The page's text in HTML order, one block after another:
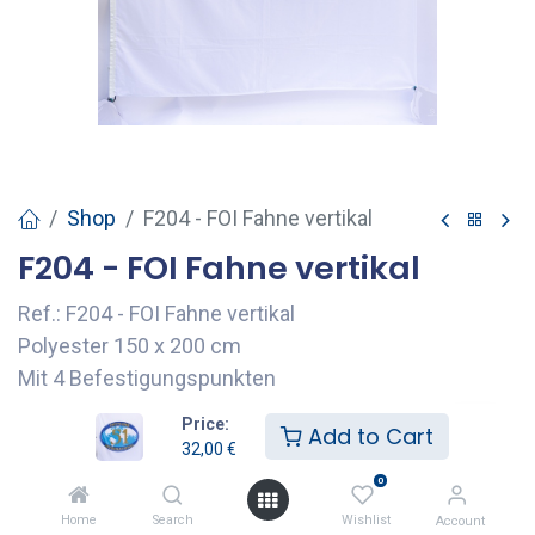
Price:
32,00 € Add to Cart
Home Search
0
Wishlist Account
Shop F204 - FOI Fahne vertikal
F204 - FOI Fahne vertikal
Ref.: F204 - FOI Fahne vertikal
Polyester 150 x 200 cm
Mit 4 Befestigungspunkten
€
Add to Cart